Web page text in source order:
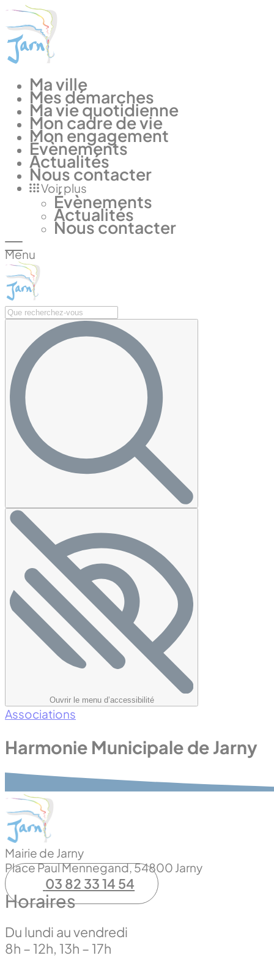
Panneau de gestion des cookies
Ma ville
Mes démarches
Ma vie quotidienne
Mon cadre de vie
Mon engagement
Évènements
Actualités
Nous contacter
Voir plus
Évènements
Actualités
Nous contacter
Menu
Ouvrir le menu d’accessibilité
Associations
Harmonie Municipale de Jarny
Mairie de Jarny
Place Paul Mennegand, 54800 Jarny
03 82 33 14 54
Horaires
Du lundi au vendredi
8h – 12h, 13h – 17h